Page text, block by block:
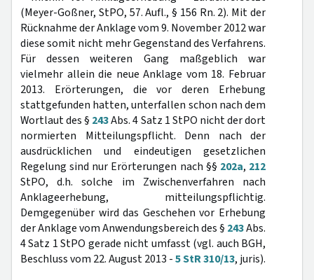
(Meyer-Goßner, StPO, 57. Aufl., § 156 Rn. 2). Mit der
Rücknahme der Anklage vom 9. November 2012 war
diese somit nicht mehr Gegenstand des Verfahrens.
Für dessen weiteren Gang maßgeblich war
vielmehr allein die neue Anklage vom 18. Februar
2013. Erörterungen, die vor deren Erhebung
stattgefunden hatten, unterfallen schon nach dem
Wortlaut des § 243Abs. 4 Satz 1 StPO nicht der dort
normierten Mitteilungspflicht. Denn nach der
ausdrücklichen und eindeutigen gesetzlichen
Regelung sind nur Erörterungen nach §§ 202a, 212
StPO, d.h. solche im Zwischenverfahren nach
Anklageerhebung, mitteilungspflichtig.
Demgegenüber wird das Geschehen vor Erhebung
der Anklage vom Anwendungsbereich des § 243Abs.
4 Satz 1 StPO gerade nicht umfasst (vgl. auch BGH,
Beschluss vom 22. August 2013 -5 StR 310/13, juris).